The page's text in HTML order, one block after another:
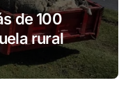
de 100
rural